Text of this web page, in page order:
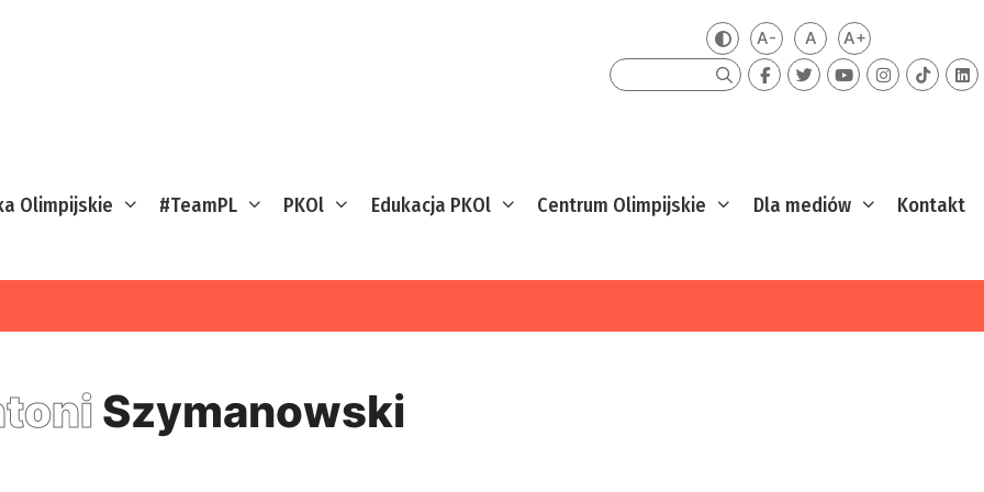
Zmień kontrast
A-Mniejsza czcionka
ADomyślna czcionka
A+Większa
Szukaj
Olimpijskie #TeamPL PKOl Edukacja PKOl Centrum Olimpijskie Dla mediów Kontakt
Szymanowski